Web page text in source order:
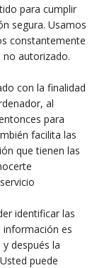
para cumplir
segura. Usamos
constantemente
no autorizado.
con la finalidad
al
para
facilita las
que tienen las
identificar las
información es
después la
puede